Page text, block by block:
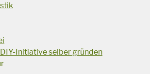
Initiative selber gründen